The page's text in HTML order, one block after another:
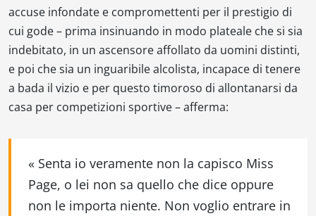
accuse infondate e compromettenti per il prestigio di
cui gode – prima insinuando in modo plateale che si sia
indebitato, in un ascensore affollato da uomini distinti,
e poi che sia un inguaribile alcolista, incapace di tenere
a bada il vizio e per questo timoroso di allontanarsi da
casa per competizioni sportive – afferma:
« Senta io veramente non la capisco Miss
Page, o lei non sa quello che dice oppure
non le importa niente. Non voglio entrare in